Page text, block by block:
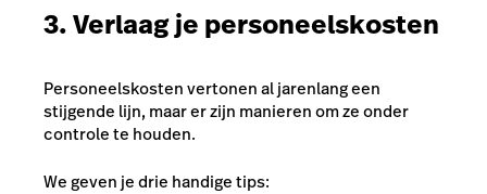
3. Verlaag je personeelskosten
Personeelskosten vertonen al jarenlang een
stijgende lijn, maar er zijn manieren om ze onder
controle te houden.
We geven je drie handige tips: